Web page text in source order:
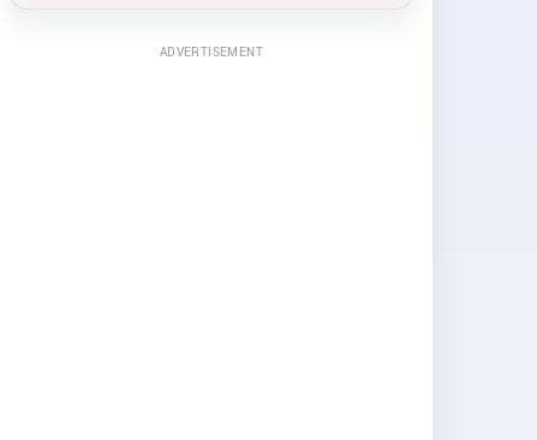
ADVERTISEMENT